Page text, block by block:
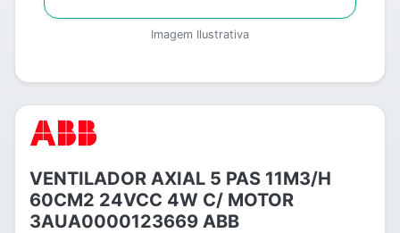
Imagem Ilustrativa
VENTILADOR AXIAL 5 PAS 11M3/H
60CM2 24VCC 4W C/ MOTOR
3AUA0000123669 ABB